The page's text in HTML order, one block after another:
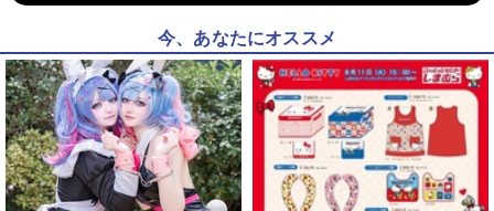
今、あなたにオススメ